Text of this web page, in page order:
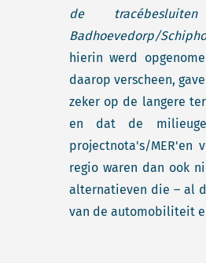
de
Badhoevedorp/
hierin werd
daarop verscheen,
zeker op de langere
en dat de
projectnota's/MER'en
regio waren dan ook
alternatieven die – al
van de automobiliteit